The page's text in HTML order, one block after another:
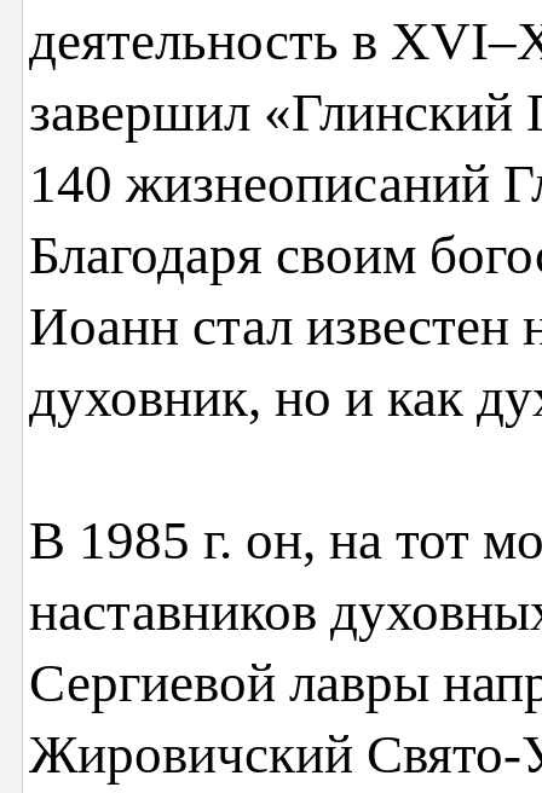
деятельность в
завершил
140 жизнеописаний
Благодаря своим
Иоанн стал известен
духовник, но и как
В 1985 г. он, на тот
наставников
Сергиевой лавры
Жировичский Свято-